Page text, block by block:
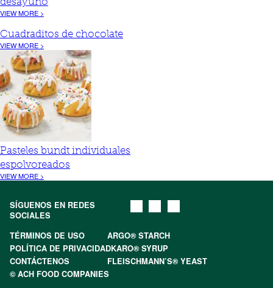
VIEW MORE >
Cuadraditos de chocolate
VIEW MORE >
Pasteles bundt individuales
espolvoreados
VIEW MORE >
SÍGUENOS EN REDES
SOCIALES
TÉRMINOS DE USO
ARGO® STARCH
POLÍTICA DE PRIVACIDADKARO® SYRUP
CONTÁCTENOS
FLEISCHMANN’S® YEAST
© ACH FOOD COMPANIES